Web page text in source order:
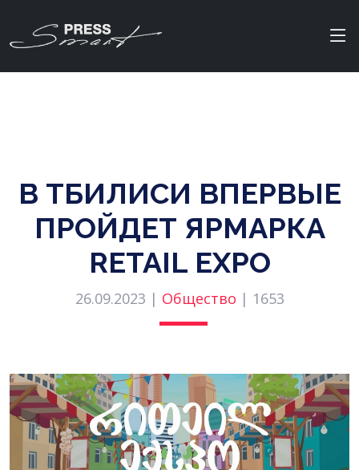
В ТБИЛИСИ ВПЕРВЫЕ
ПРОЙДЕТ ЯРМАРКА
RETAIL EXPO
26.09.2023 | Общество | 1653